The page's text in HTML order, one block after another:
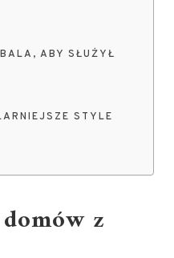
ABY SŁUŻYŁ
STYLE
z